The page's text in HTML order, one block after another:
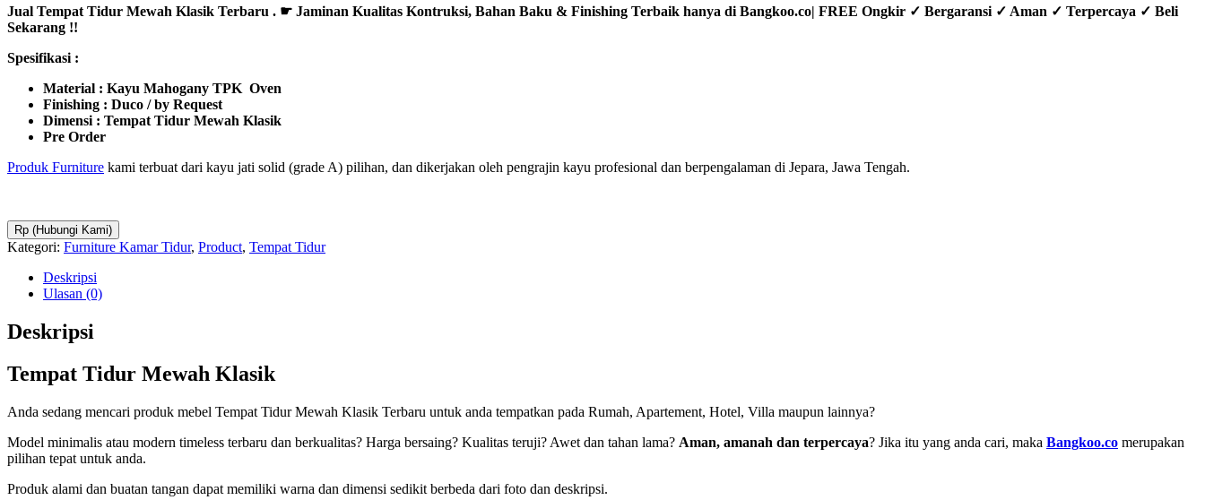
Jual Tempat Tidur Mewah Klasik Terbaru . ☛ Jaminan Kualitas Kontruksi, Bahan Baku & Finishing Terbaik hanya di Bangkoo.co| FREE Ongkir ✓ Bergaransi ✓ Aman ✓ Terpercaya ✓ Beli
Sekarang !!
Spesifikasi :
Material : Kayu Mahogany TPK Oven
Finishing : Duco / by Request
Dimensi : Tempat Tidur Mewah Klasik
Pre Order
Produk Furniture kami terbuat dari kayu jati solid (grade A) pilihan, dan dikerjakan oleh pengrajin kayu profesional dan berpengalaman di Jepara, Jawa Tengah.
Rp (Hubungi Kami)
Kategori: Furniture Kamar Tidur, Product, Tempat Tidur
Deskripsi
Ulasan (0)
Deskripsi
Tempat Tidur Mewah Klasik
Anda sedang mencari produk mebel Tempat Tidur Mewah Klasik Terbaru untuk anda tempatkan pada Rumah, Apartement, Hotel, Villa maupun lainnya?
Model minimalis atau modern timeless terbaru dan berkualitas? Harga bersaing? Kualitas teruji? Awet dan tahan lama? Aman, amanah dan terpercaya? Jika itu yang anda cari, maka Bangkoo.co merupakan
pilihan tepat untuk anda.
Produk alami dan buatan tangan dapat memiliki warna dan dimensi sedikit berbeda dari foto dan deskripsi.